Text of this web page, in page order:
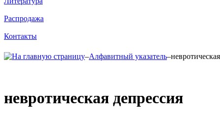
Распродажа
Контакты
–Алфавитный указатель–
невротическая депрессия